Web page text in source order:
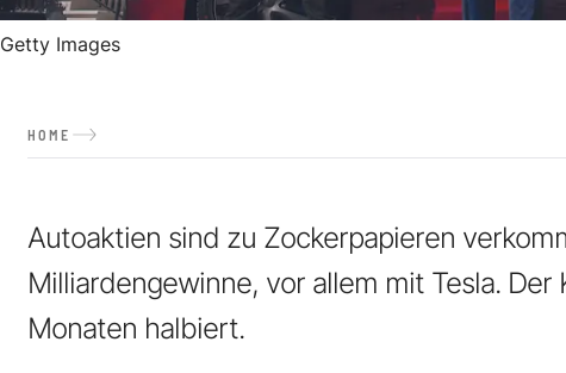
Getty Images
HOME
Autoaktien sind zu Zockerpapieren
Milliardengewinne, vor allem mit Tesla.
Monaten halbiert.